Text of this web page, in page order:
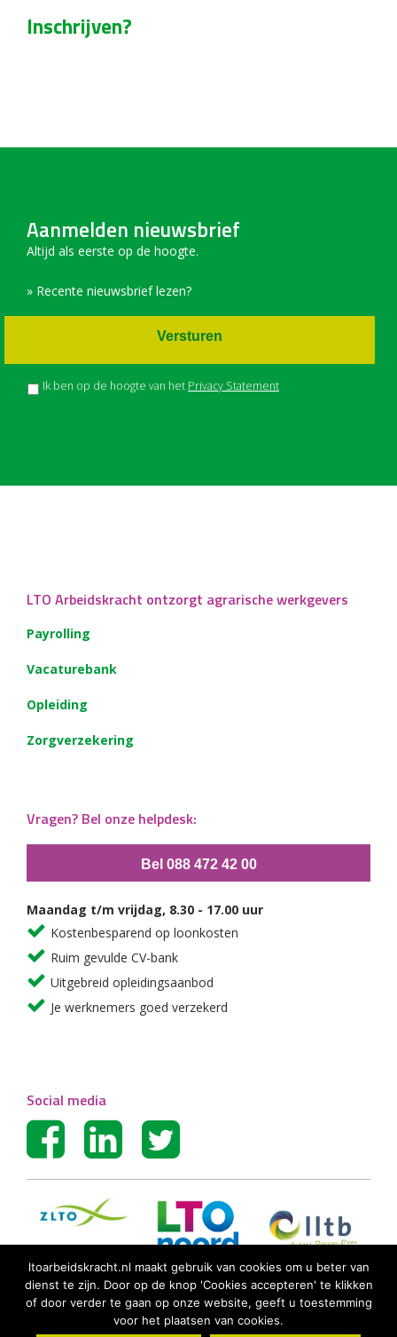
Inschrijven?
Aanmelden nieuwsbrief
Altijd als eerste op de hoogte.
» Recente nieuwsbrief lezen?
Ik ben op de hoogte van het Privacy Statement
Versturen
LTO Arbeidskracht ontzorgt agrarische werkgevers
Payrolling
Vacaturebank
Opleiding
Zorgverzekering
Vragen? Bel onze helpdesk:
Bel 088 472 42 00
Maandag t/m vrijdag, 8.30 - 17.00 uur
Kostenbesparend op loonkosten
Ruim gevulde CV-bank
Uitgebreid opleidingsaanbod
Je werknemers goed verzekerd
Social media
ltoarbeidskracht.nl maakt gebruik van cookies om u beter van
dienst te zijn. Door op de knop 'Cookies accepteren' te klikken
of door verder te gaan op onze website, geeft u toestemming
voor het plaatsen van cookies.